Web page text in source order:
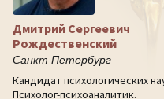
Дмитрий Сергеевич
Рождественский
Санкт-Петербург
Кандидат психологических
Психолог-психоаналитик.